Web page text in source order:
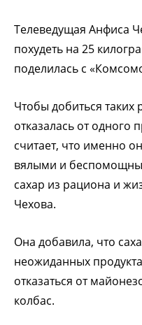
Телеведущая Анфиса
похудеть на 25
поделилась с
Чтобы добиться таких
отказалась от одного
считает, что именно
вялыми и
сахар из рациона и
Чехова.
Она добавила, что
неожиданных
отказаться от
колбас.